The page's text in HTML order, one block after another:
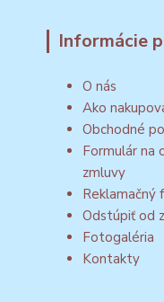
Informácie
O nás
Ako
Obchodné
Formulár na
zmluvy
Reklamačný
Odstúpiť od
Fotogaléria
Kontakty